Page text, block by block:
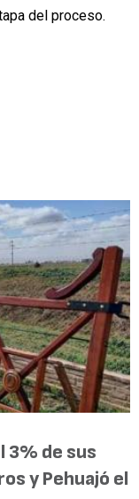
del proceso.
3% de sus
y Pehuajó el